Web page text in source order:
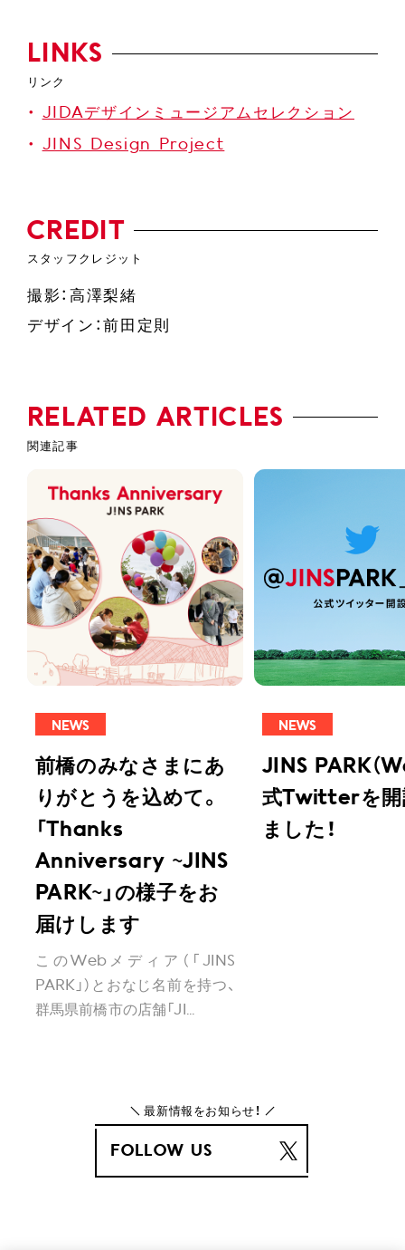
LINKS
JIDAデザインミュージアムセレクション
JINS Design Project
CREDIT
撮影：高澤梨緒
デザイン：前田定則
RELATED ARTICLES
NEWS
前橋のみなさまにあ
りがとうを込めて。
「Thanks
Anniversary ~JINS
PARK~」の様子をお
届けします
このWebメディア（「JINS
PARK」）とおなじ名前を持つ、
群馬県前橋市の店舗「JI...
NEWS
JINS PARK（
式Twitterを開
ました！
最新情報をお知らせ！
FOLLOW US